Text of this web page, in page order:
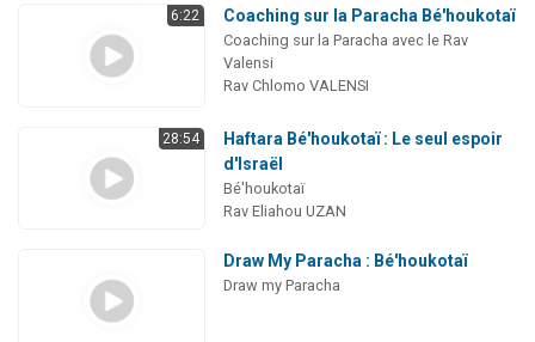
6:22 Coaching sur la Paracha Bé'houkotaï
Coaching sur la Paracha avec le Rav
Valensi
Rav Chlomo VALENSI
28:54
Haftara Bé'houkotaï : Le seul espoir
d'Israël
Bé'houkotaï
Rav Eliahou UZAN
Draw My Paracha : Bé'houkotaï
Draw my Paracha